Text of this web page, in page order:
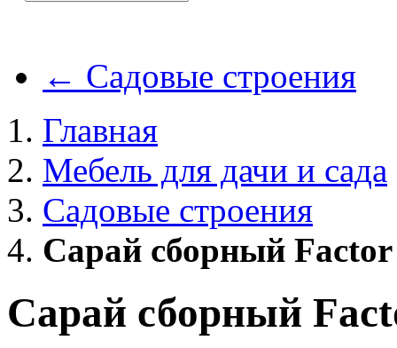
← Садовые строения
Главная
Мебель для дачи и сада
Садовые строения
Cарай сборный
Cарай сборный